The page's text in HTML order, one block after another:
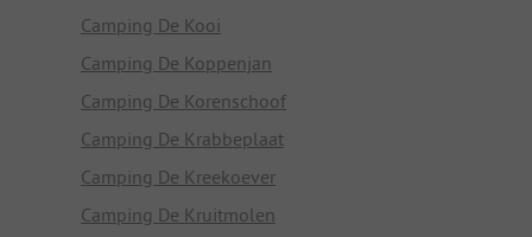
Camping De Kooi
Camping De Koppenjan
Camping De Korenschoof
Camping De Krabbeplaat
Camping De Kreekoever
Camping De Kruitmolen